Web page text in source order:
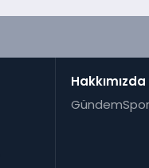
Hakkımızda
GündemSpor